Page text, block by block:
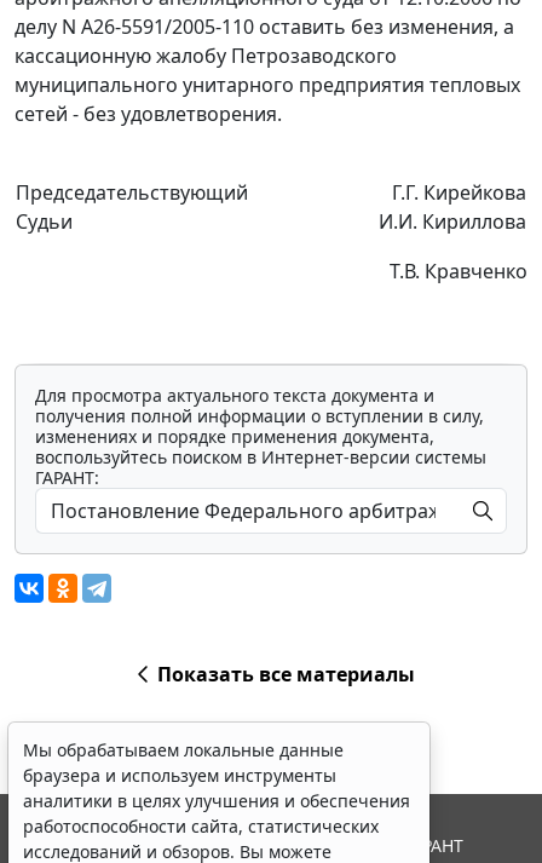
делу N А26-5591/2005-110 оставить без изменения, а
кассационную жалобу Петрозаводского
муниципального унитарного предприятия тепловых
сетей - без удовлетворения.
Председательствующий
Судьи
Г.Г. Кирейкова
И.И. Кириллова
Т.В. Кравченко
Для просмотра актуального текста документа и
получения полной информации о вступлении в силу,
изменениях и порядке применения документа,
воспользуйтесь поиском в Интернет-версии системы
ГАРАНТ:
Показать все материалы
Мы обрабатываем локальные данные
браузера и используем инструменты
аналитики в целях улучшения и обеспечения
работоспособности сайта, статистических
исследований и обзоров. Вы можете
© ООО "НПП "ГАРАНТ-СЕРВИС", 2026. Система ГАРАНТ